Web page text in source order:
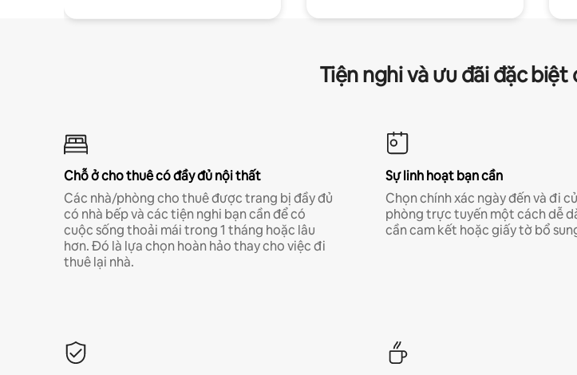
Tiện nghi và ưu đãi đặc biệt
Chỗ ở cho thuê có đầy đủ nội thất
Các nhà/phòng cho thuê được trang bị đầy đủ
có nhà bếp và các tiện nghi bạn cần để có
cuộc sống thoải mái trong 1 tháng hoặc lâu
hơn. Đó là lựa chọn hoàn hảo thay cho việc đi
thuê lại nhà.
Sự linh hoạt bạn cần
Chọn chính xác ngày đến và đi
phòng trực tuyến một cách dễ
cần cam kết hoặc giấy tờ bổ